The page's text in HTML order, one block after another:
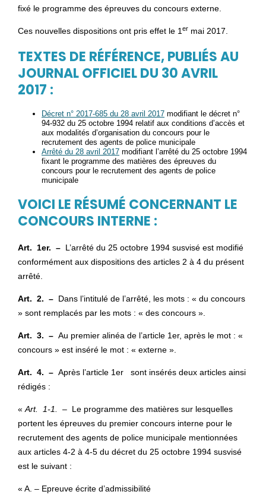
fixé le programme des épreuves du concours externe.
Ces nouvelles dispositions ont pris effet le 1 er mai 2017.
TEXTES DE RÉFÉRENCE, PUBLIÉS AU
JOURNAL OFFICIEL DU 30 AVRIL
2017 :
Décret n° 2017-685 du 28 avril 2017 modifiant le décret n°
94-932 du 25 octobre 1994 relatif aux conditions d’accès et
aux modalités d’organisation du concours pour le
recrutement des agents de police municipale
Arrêté du 28 avril 2017 modifiant l’arrêté du 25 octobre 1994
fixant le programme des matières des épreuves du
concours pour le recrutement des agents de police
municipale
VOICI LE RÉSUMÉ CONCERNANT LE
CONCOURS INTERNE :
Art. 1er. – L’arrêté du 25 octobre 1994 susvisé est modifié
conformément aux dispositions des articles 2 à 4 du présent
arrêté.
Art. 2. – Dans l’intitulé de l’arrêté, les mots : « du concours
» sont remplacés par les mots : « des concours ».
Art. 3. – Au premier alinéa de l’article 1er, après le mot : «
concours » est inséré le mot : « externe ».
Art. 4. – Après l’article 1er sont insérés deux articles ainsi
rédigés :
« Art. 1-1. – Le programme des matières sur lesquelles
portent les épreuves du premier concours interne pour le
recrutement des agents de police municipale mentionnées
aux articles 4-2 à 4-5 du décret du 25 octobre 1994 susvisé
est le suivant :
« A. – Epreuve écrite d’admissibilité